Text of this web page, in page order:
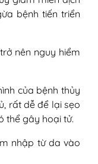
bệnh tiến triển
nên nguy hiểm
của bệnh thủy
rất dễ để lại sẹo
thể gây hoại tử.
nhập từ da vào